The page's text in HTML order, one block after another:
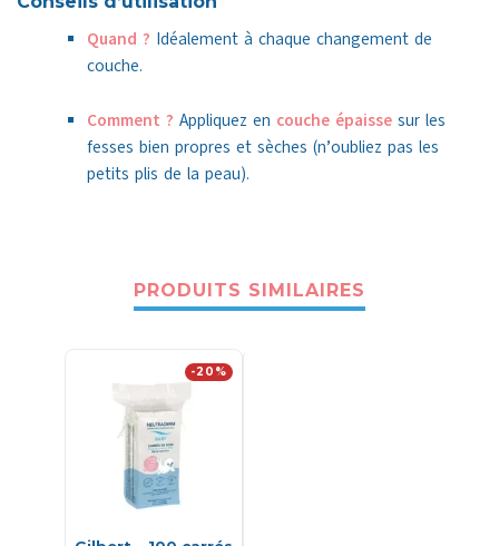
Quand ? Idéalement à chaque changement de
couche.
Comment ? Appliquez en couche épaissesur les
fesses bien propres et sèches (n’oubliez pas les
petits plis de la peau).
PRODUITS SIMILAIRES
-20%